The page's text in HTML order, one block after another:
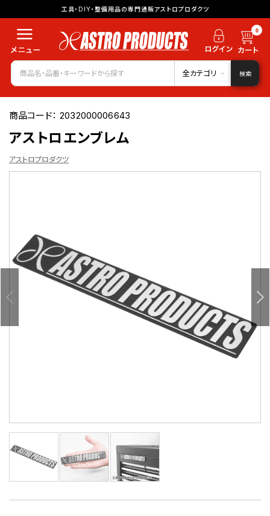
工具・DIY・整備用品の専門通販アストロプロダクツ
0
全カテゴリ 検索
商品コード：2032000006643
アストロエンブレム
アストロプロダクツ